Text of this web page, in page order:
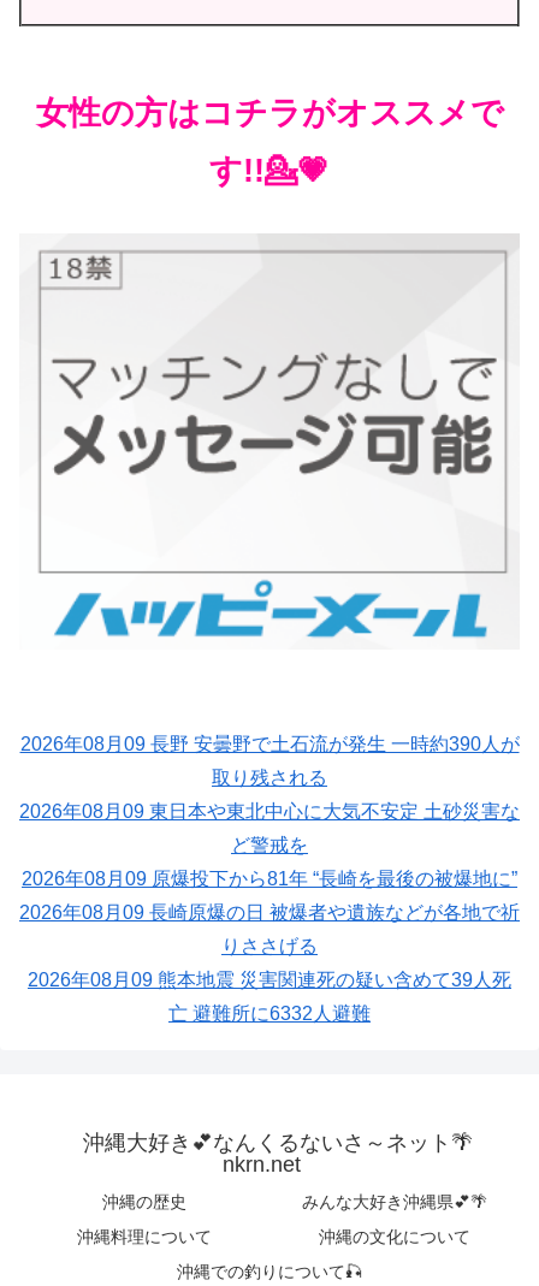
女性の方はコチラがオススメで
す!!💁💗
2026年08月09 長野 安曇野で土石流が発生 一時約390人が
取り残される
2026年08月09 東日本や東北中心に大気不安定 土砂災害な
ど警戒を
2026年08月09 原爆投下から81年 “長崎を最後の被爆地に”
2026年08月09 長崎原爆の日 被爆者や遺族などが各地で祈
りささげる
2026年08月09 熊本地震 災害関連死の疑い含めて39人死
亡 避難所に6332人避難
沖縄大好き💕なんくるないさ～ネット🌴
nkrn.net
沖縄の歴史
みんな大好き沖縄県💕🌴
沖縄料理について
沖縄の文化について
沖縄での釣りについて🎣